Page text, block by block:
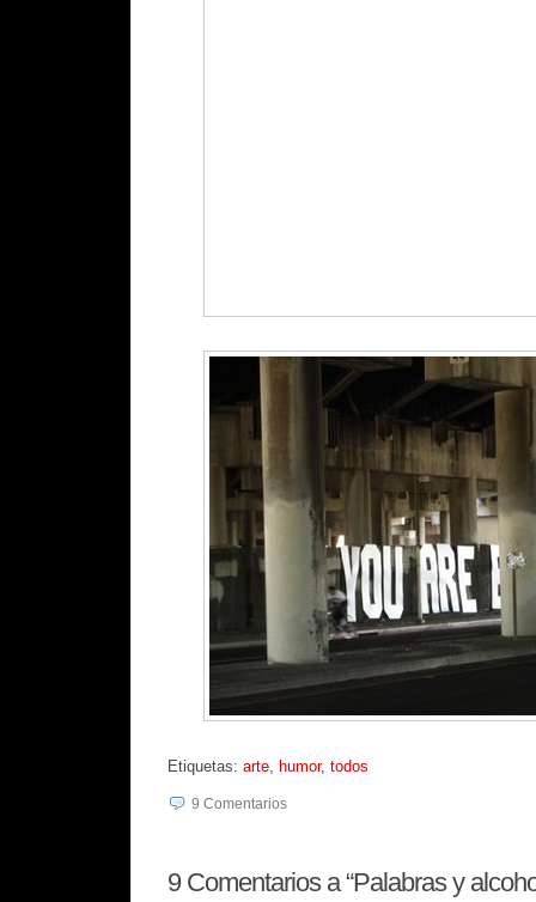
Etiquetas: arte humor, todos
9 Comentarios
9Comentarios a “Palabras y